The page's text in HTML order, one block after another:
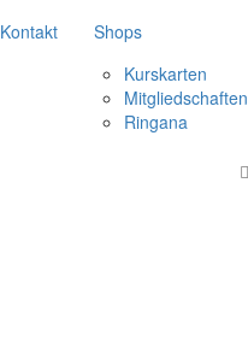
Kontakt
Shops
Kurskarten
Mitgliedschaften
Ringana